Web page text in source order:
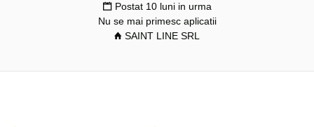
Postat 10 luni in urma
Nu se mai primesc aplicatii
SAINT LINE SRL